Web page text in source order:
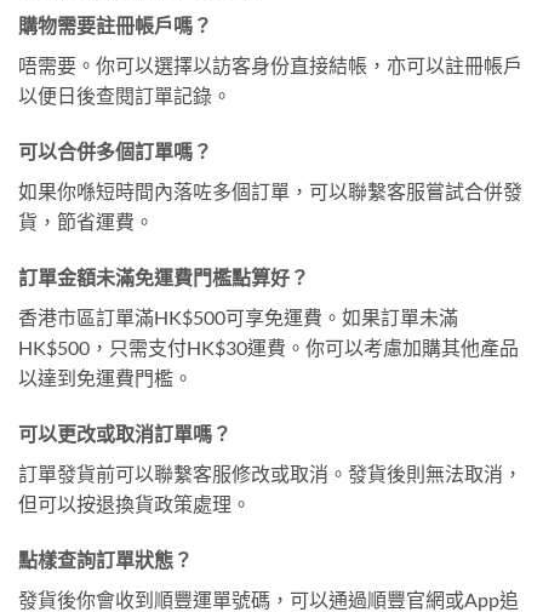
購物需要註冊帳戶嗎？
唔需要。你可以選擇以訪客身份直接結帳，亦可以註冊帳戶
以便日後查閱訂單記錄。
可以合併多個訂單嗎？
如果你喺短時間內落咗多個訂單，可以聯繫客服嘗試合併發
貨，節省運費。
訂單金額未滿免運費門檻點算好？
香港市區訂單滿HK$500可享免運費。如果訂單未滿
HK$500，只需支付HK$30運費。你可以考慮加購其他產品
以達到免運費門檻。
可以更改或取消訂單嗎？
訂單發貨前可以聯繫客服修改或取消。發貨後則無法取消，
但可以按退換貨政策處理。
點樣查詢訂單狀態？
發貨後你會收到順豐運單號碼，可以通過順豐官網或App追